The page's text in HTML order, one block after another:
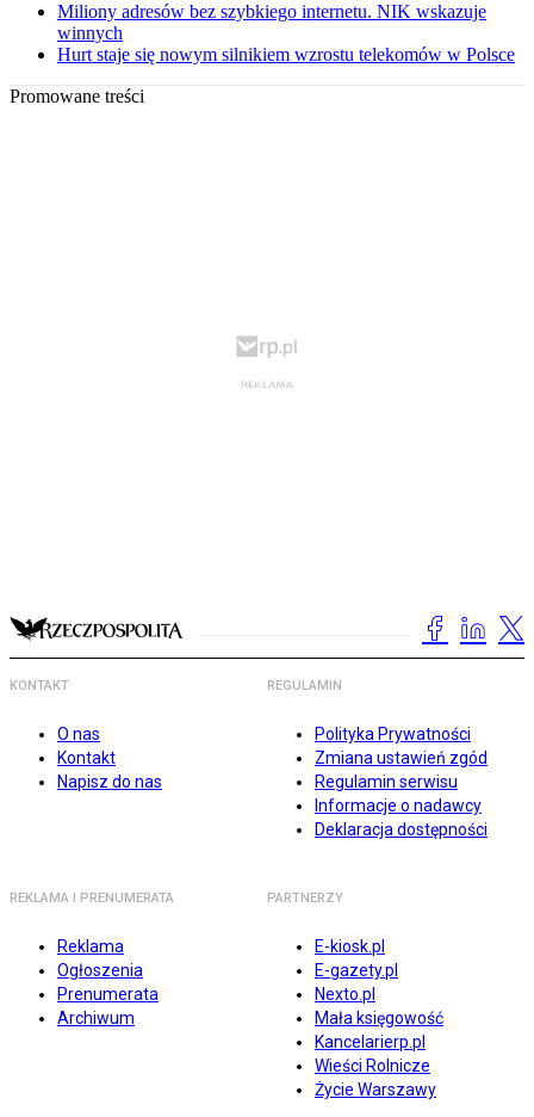
Miliony adresów bez szybkiego internetu. NIK wskazuje
winnych
Hurt staje się nowym silnikiem wzrostu telekomów w Polsce
Promowane treści
KONTAKT
O nas
Kontakt
Napisz do nas
REGULAMIN
Polityka Prywatności
Zmiana ustawień zgód
Regulamin serwisu
Informacje o nadawcy
Deklaracja dostępności
REKLAMA I PRENUMERATA
Reklama
Ogłoszenia
Prenumerata
Archiwum
PARTNERZY
E-kiosk.pl
E-gazety.pl
Nexto.pl
Mała księgowość
Kancelarierp.pl
Wieści Rolnicze
Życie Warszawy